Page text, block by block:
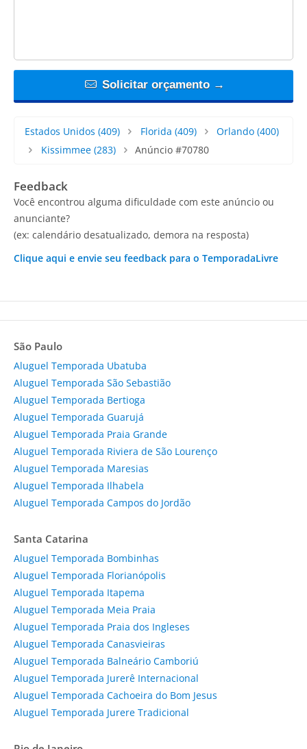
Solicitar orçamento →
Estados Unidos (409) Florida (409) Orlando (400)
Kissimmee(283) Anúncio #70780
Feedback
Você encontrou alguma dificuldade com este anúncio ou
anunciante?
(ex: calendário desatualizado, demora na resposta)
Clique aqui e envie seu feedback para o TemporadaLivre
São Paulo
Aluguel Temporada Ubatuba
Aluguel Temporada São Sebastião
Aluguel Temporada Bertioga
Aluguel Temporada Guarujá
Aluguel Temporada Praia Grande
Aluguel Temporada Riviera de São Lourenço
Aluguel Temporada Maresias
Aluguel Temporada Ilhabela
Aluguel Temporada Campos do Jordão
Santa Catarina
Aluguel Temporada Bombinhas
Aluguel Temporada Florianópolis
Aluguel Temporada Itapema
Aluguel Temporada Meia Praia
Aluguel Temporada Praia dos Ingleses
Aluguel Temporada Canasvieiras
Aluguel Temporada Balneário Camboriú
Aluguel Temporada Jurerê Internacional
Aluguel Temporada Cachoeira do Bom Jesus
Aluguel Temporada Jurere Tradicional